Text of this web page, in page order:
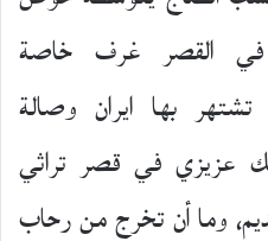
القصر غرف خاصة
بها ايران وصالة
عزيزي في قصر تراثي
وما أن تخرج من رحاب